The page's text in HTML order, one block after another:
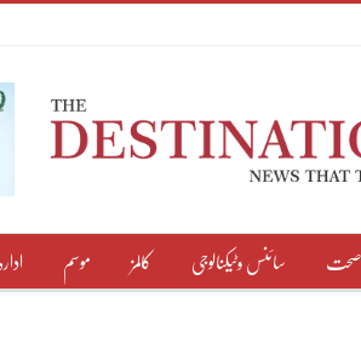
صحت سائنس وٹیکنالوجی کالمز موسم ادارہ